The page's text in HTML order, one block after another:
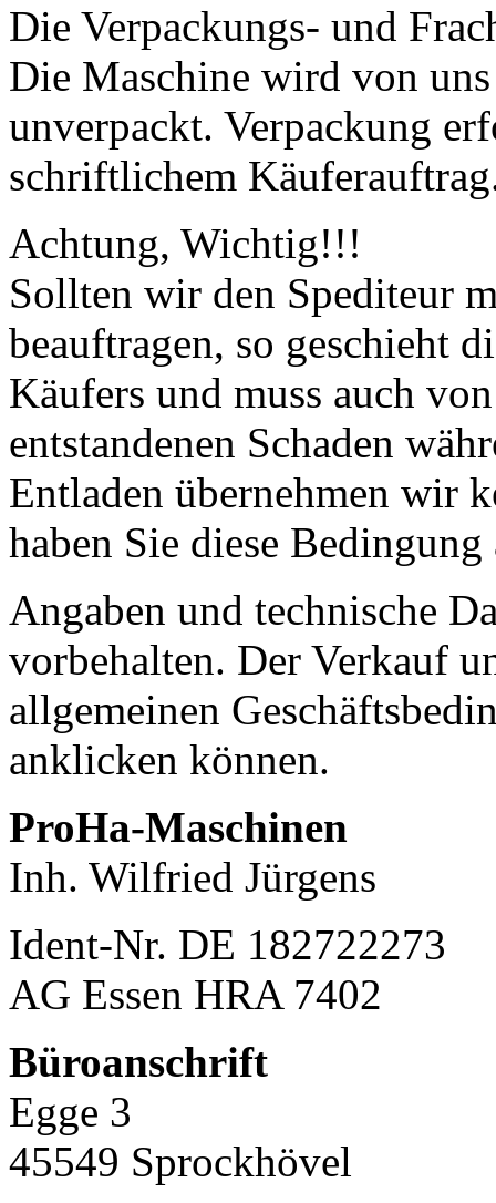
Die Verpackungs- und
Die Maschine wird von
unverpackt. Verpackung
schriftlichem
Achtung, Wichtig!!!
Sollten wir den Spediteur
beauftragen, so geschieht
Käufers und muss auch
entstandenen Schaden
Entladen übernehmen wir
haben Sie diese Bedingung
Angaben und technische
vorbehalten. Der Verkauf
allgemeinen
anklicken können.
ProHa-Maschinen
Inh. Wilfried Jürgens
Ident-Nr. DE 182722273
AG Essen HRA 7402
Büroanschrift
Egge 3
45549 Sprockhövel